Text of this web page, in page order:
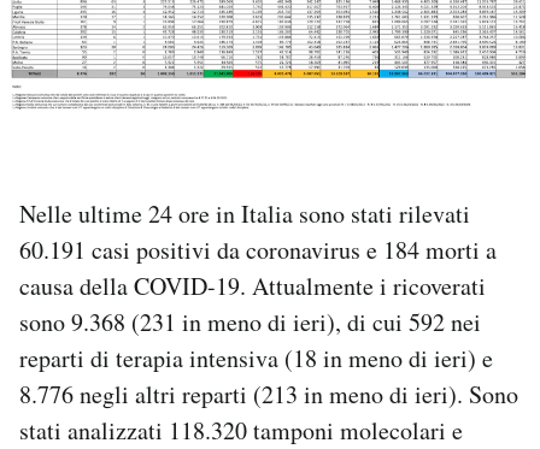
PODCAST
I MIEI PREFERITI
SHOP
CALENDARIO
Nelle ultime 24 ore in Italia sono stati rilevati
60.191 casi positivi da coronavirus e 184 morti a
causa della COVID-19. Attualmente i ricoverati
sono 9.368 (231 in meno di ieri), di cui 592 nei
reparti di terapia intensiva (18 in meno di ieri) e
8.776 negli altri reparti (213 in meno di ieri). Sono
stati analizzati 118.320 tamponi molecolari e